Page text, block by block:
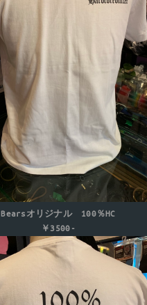
Bearsオリジナル 100％HC
￥3500-